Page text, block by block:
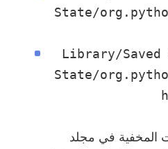
State/
~/Library/
State/
المخفية في مجلد